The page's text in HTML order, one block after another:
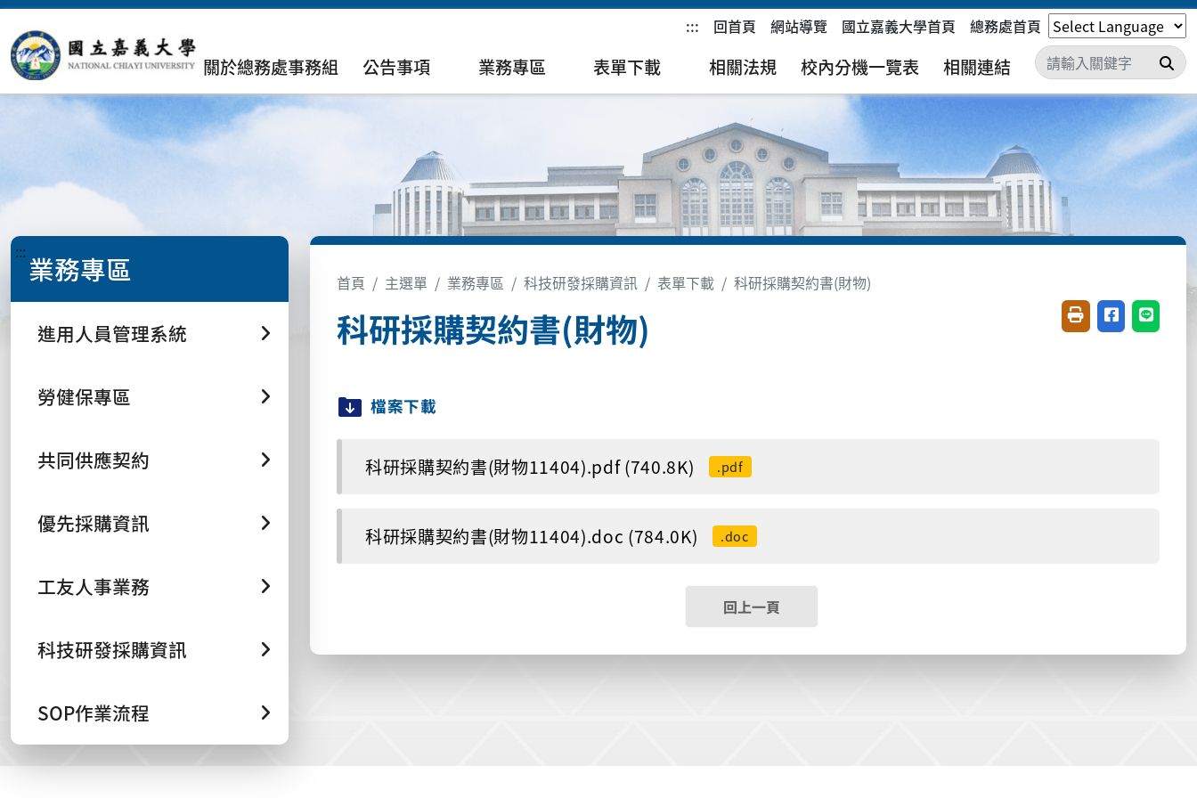
::: 回首頁 網站導覽 國立嘉義大學首頁 總務處首頁
關於總務處事務組 公告事項 業務專區 表單下載 相關法規 校內分機一覽表 相關連結 搜
::: 業務專區
進用人員管理系統
勞健保專區
共同供應契約
優先採購資訊
工友人事業務
科技研發採購資訊
SOP作業流程
首頁 主選單 業務專區 科技研發採購資訊 表單下載 科研採購契約書(財物)
科研採購契約書(財物) 友善列印(開新視窗)
分享至臉書(
分享至
檔案下載
科研採購契約書(財物11404).pdf (740.8K) .pdf
科研採購契約書(財物11404).doc (784.0K) .doc
回上一頁